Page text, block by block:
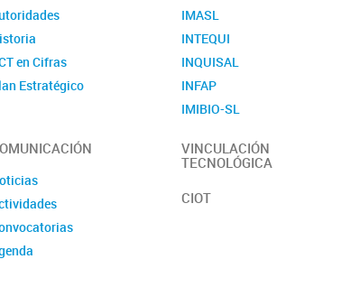
en Cifras
Estratégico
IMASL
INTEQUI
INQUISAL
INFAP
IMIBIO-SL
VINCULACIÓN
TECNOLÓGICA
CIOT